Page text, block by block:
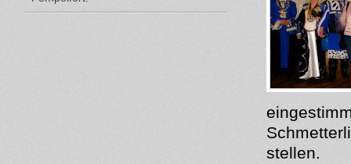
stellen.